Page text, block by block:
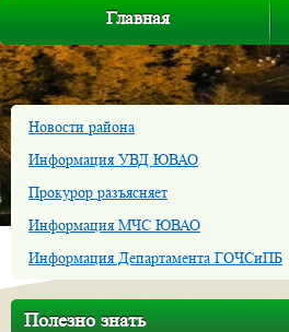
Главная
Новости района
Информация УВД ЮВАО
Прокурор разъясняет
Информация МЧС ЮВАО
Информация Департамента ГОЧСиПБ
Полезно знать